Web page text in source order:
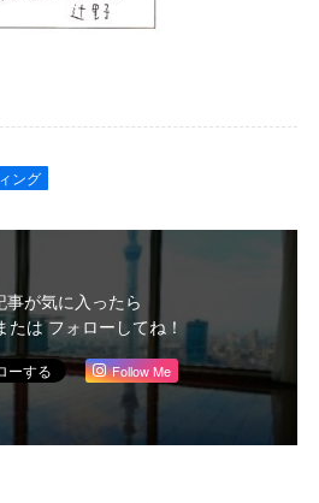
ング
事が気に入ったら
たは フォローしてね！
Follow Me